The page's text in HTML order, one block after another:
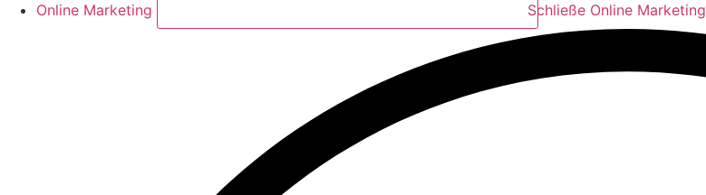
Online Marketing Schließe Online Marketing